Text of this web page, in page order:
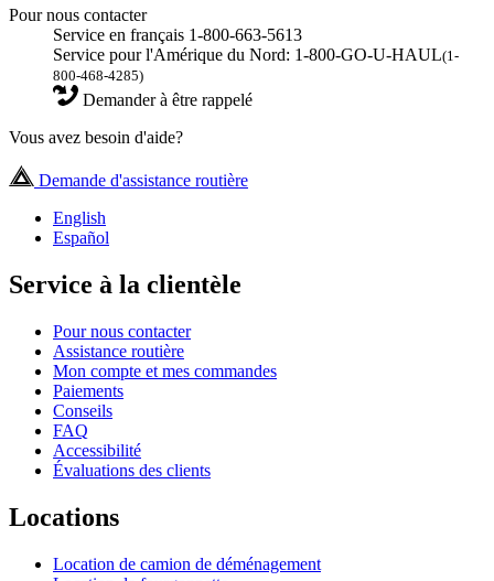
Pour nous contacter
Service en français 1-800-663-5613
Service pour l'Amérique du Nord: 1-800-GO-U-HAUL(1-
800-468-4285)
Demander à être rappelé
Vous avez besoin d'aide?
Demande d'assistance routière
English
Español
Service à la clientèle
Pour nous contacter
Assistance routière
Mon compte et mes commandes
Paiements
Conseils
FAQ
Accessibilité
Évaluations des clients
Locations
Location de camion de déménagement